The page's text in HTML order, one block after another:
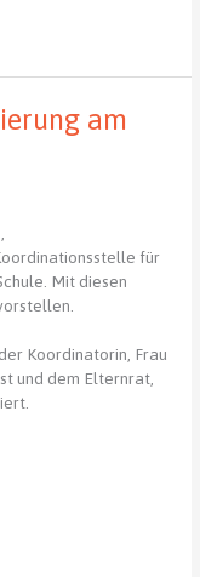
am
für
Mit diesen
Koordinatorin, Frau
und dem Elternrat,